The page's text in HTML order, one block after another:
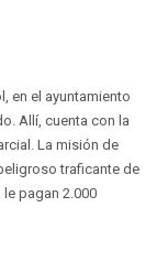
en el ayuntamiento
Allí, cuenta con la
La misión de
traficante de
pagan 2.000